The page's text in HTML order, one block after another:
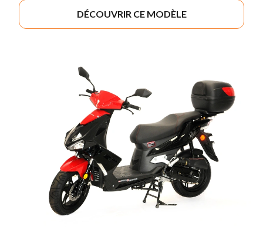
DÉCOUVRIR CE MODÈLE